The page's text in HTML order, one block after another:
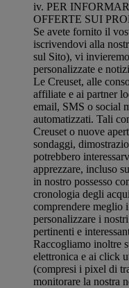
iv. PER
OFFERTE SUI
Se avete fornito il
iscrivendovi alla
sul Sito), vi
personalizzate e
Le Creuset, alle
affiliate e ai partner
email, SMS o social
automatizzati. Tali
Creuset o nuove
sondaggi,
potrebbero
apprezzare, incluso
in nostro possesso
cronologia degli
comprendere meglio
personalizzare i
pertinenti e
Raccogliamo inoltre
elettronica e ai click
(compresi i pixel di
monitorare la nostra